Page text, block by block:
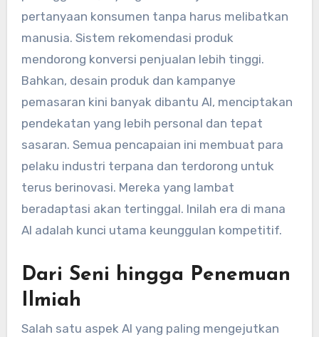
pertanyaan konsumen tanpa harus melibatkan
manusia. Sistem rekomendasi produk
mendorong konversi penjualan lebih tinggi.
Bahkan, desain produk dan kampanye
pemasaran kini banyak dibantu AI, menciptakan
pendekatan yang lebih personal dan tepat
sasaran. Semua pencapaian ini membuat para
pelaku industri terpana dan terdorong untuk
terus berinovasi. Mereka yang lambat
beradaptasi akan tertinggal. Inilah era di mana
AI adalah kunci utama keunggulan kompetitif.
Dari Seni hingga Penemuan
Ilmiah
Salah satu aspek AI yang paling mengejutkan